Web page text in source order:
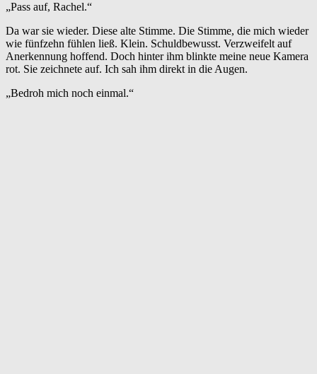
„Pass auf, Rachel.“
Da war sie wieder. Diese alte Stimme. Die Stimme, die mich wieder
wie fünfzehn fühlen ließ. Klein. Schuldbewusst. Verzweifelt auf
Anerkennung hoffend. Doch hinter ihm blinkte meine neue Kamera
rot. Sie zeichnete auf. Ich sah ihm direkt in die Augen.
„Bedroh mich noch einmal.“